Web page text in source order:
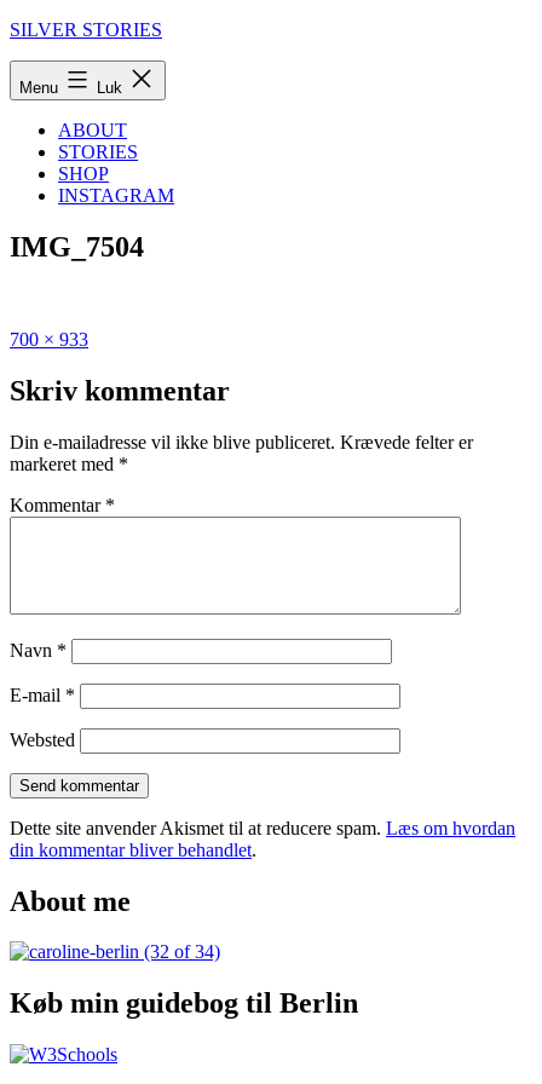
Fortsæt
SILVER STORIES
Menu Luk
ABOUT
STORIES
SHOP
INSTAGRAM
IMG_7504
Udgivet
Den
ultimative
til
Vilnius
Litauen
Fuld
700 × 933
Skriv kommentar
Din e-mailadresse vil ikke blive publiceret. Krævede felter er
markeret med *
Kommentar *
Navn *
E-mail *
Websted
Dette site anvender Akismet til at reducere spam. Læs om hvordan
din kommentar bliver behandlet.
About me
Køb min guidebog til Berlin